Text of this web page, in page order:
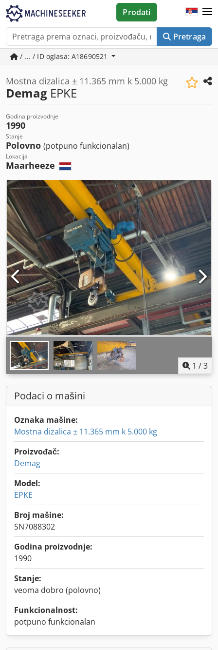
Pretraga
Prodati
/ ... / ID oglasa: A18690521
Mostna dizalica ± 11.365 mm k 5.000 kg
Demag EPKE
Godina proizvodnje
1990
Stanje
Polovno (potpuno funkcionalan)
Lokacija
Maarheeze
1 /3
Podaci o mašini
Oznaka mašine:
Mostna dizalica ± 11.365 mm k 5.000 kg
Proizvođač:
Demag
Model:
EPKE
Broj mašine:
SN7088302
Godina proizvodnje:
1990
Stanje:
veoma dobro (polovno)
Funkcionalnost:
potpuno funkcionalan